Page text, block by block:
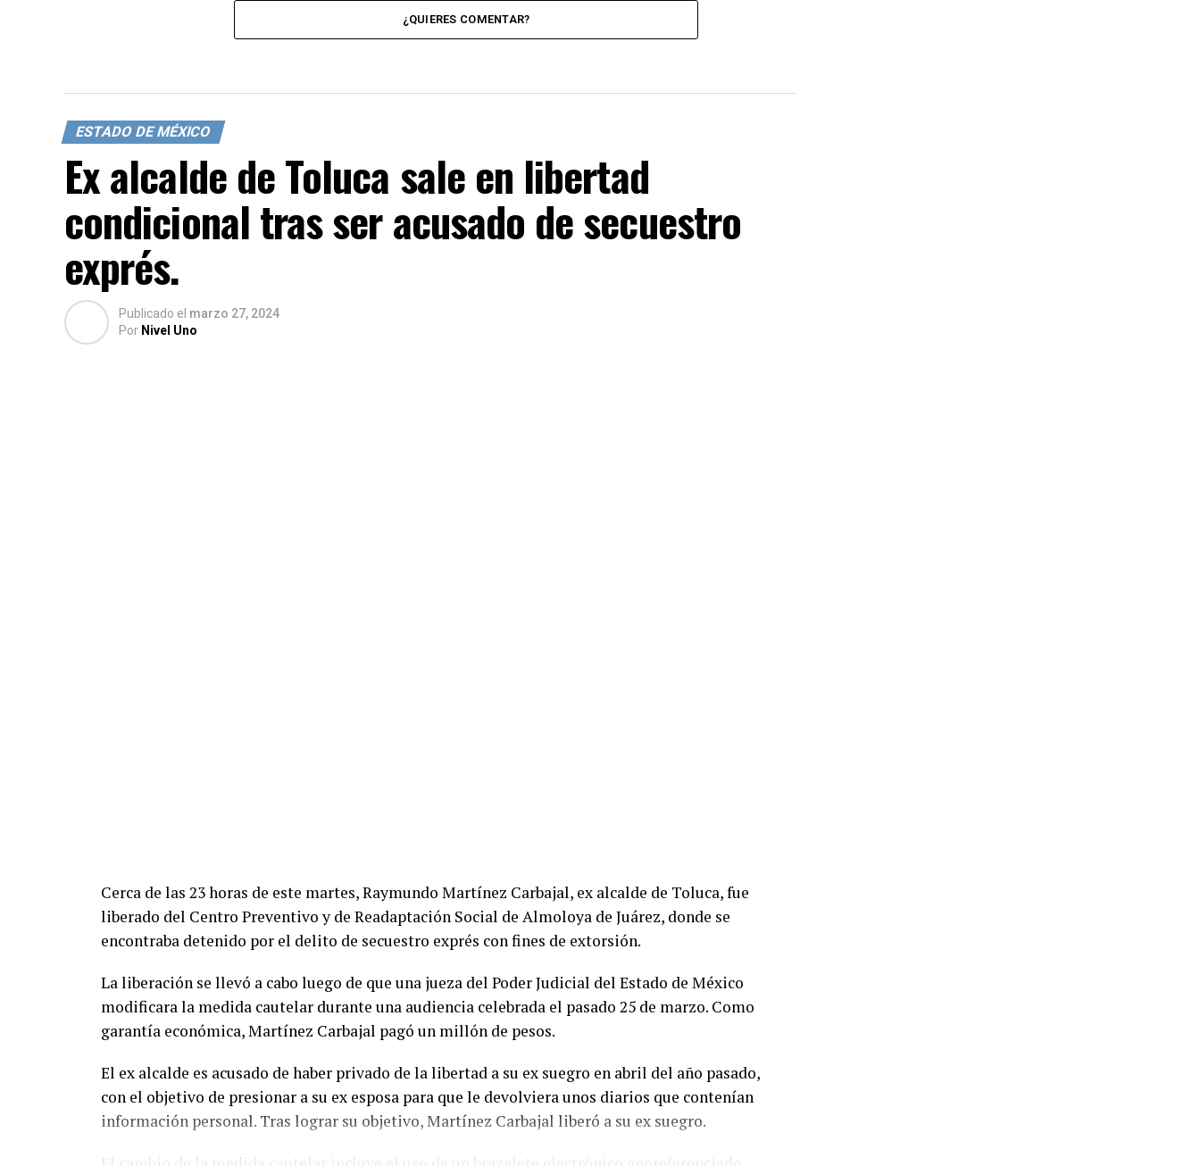
¿QUIERES COMENTAR?
ESTADO DE MÉXICO
Ex alcalde de Toluca sale en libertad
condicional tras ser acusado de secuestro
exprés.
Publicado el marzo 27, 2024
Por Nivel Uno
Cerca de las 23 horas de este martes, Raymundo Martínez Carbajal, ex alcalde de Toluca, fue
liberado del Centro Preventivo y de Readaptación Social de Almoloya de Juárez, donde se
encontraba detenido por el delito de secuestro exprés con fines de extorsión.
La liberación se llevó a cabo luego de que una jueza del Poder Judicial del Estado de México
modificara la medida cautelar durante una audiencia celebrada el pasado 25 de marzo. Como
garantía económica, Martínez Carbajal pagó un millón de pesos.
El ex alcalde es acusado de haber privado de la libertad a su ex suegro en abril del año pasado,
con el objetivo de presionar a su ex esposa para que le devolviera unos diarios que contenían
información personal. Tras lograr su objetivo, Martínez Carbajal liberó a su ex suegro.